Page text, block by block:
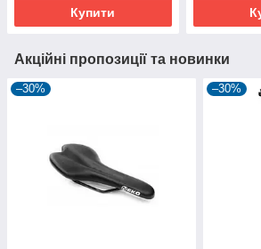
Купити
Акційні пропозиції та новинки
–30% –30%